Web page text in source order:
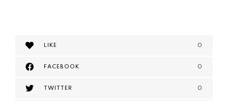
LIKE 0
FACEBOOK 0
TWITTER 0